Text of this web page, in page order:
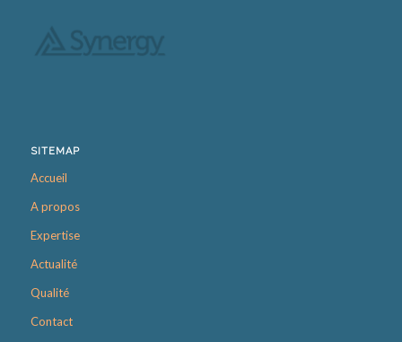
SITEMAP
Accueil
A propos
Expertise
Actualité
Qualité
Contact